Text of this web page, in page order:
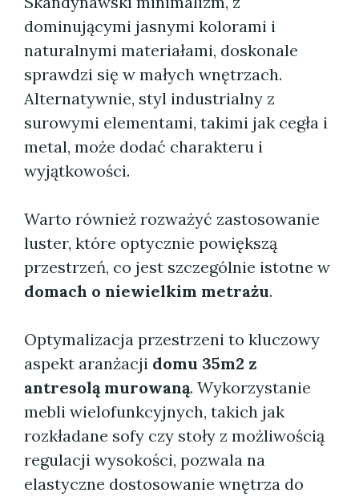
dominującymi jasnymi kolorami i
naturalnymi materiałami, doskonale
sprawdzi się w małych wnętrzach.
Alternatywnie, styl industrialny z
surowymi elementami, takimi jak cegła i
metal, może dodać charakteru i
wyjątkowości.
Warto również rozważyć zastosowanie
luster, które optycznie powiększą
przestrzeń, co jest szczególnie istotne w
domach o niewielkim metrażu.
Optymalizacja przestrzeni to kluczowy
aspekt aranżacji domu 35m2 z
antresolą murowaną. Wykorzystanie
mebli wielofunkcyjnych, takich jak
rozkładane sofy czy stoły z możliwością
regulacji wysokości, pozwala na
elastyczne dostosowanie wnętrza do